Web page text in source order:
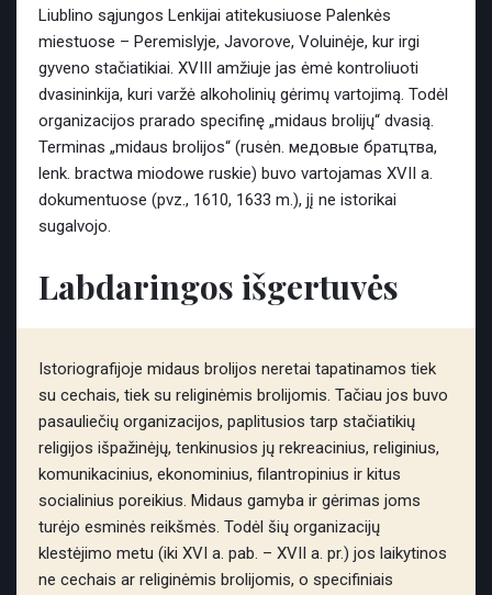
Liublino sąjungos Lenkijai atitekusiuose Palenkės
miestuose – Peremislyje, Javorove, Voluinėje, kur irgi
gyveno stačiatikiai. XVIII amžiuje jas ėmė kontroliuoti
dvasininkija, kuri varžė alkoholinių gėrimų vartojimą. Todėl
organizacijos prarado specifinę „midaus brolijų“ dvasią.
Terminas „midaus brolijos“ (rusėn. медовые братцтва,
lenk. bractwa miodowe ruskie) buvo vartojamas XVII a.
dokumentuose (pvz., 1610, 1633 m.), jį ne istorikai
sugalvojo.
Labdaringos išgertuvės
Istoriografijoje midaus brolijos neretai tapatinamos tiek
su cechais, tiek su religinėmis brolijomis. Tačiau jos buvo
pasauliečių organizacijos, paplitusios tarp stačiatikių
religijos išpažinėjų, tenkinusios jų rekreacinius, religinius,
komunikacinius, ekonominius, filantropinius ir kitus
socialinius poreikius. Midaus gamyba ir gėrimas joms
turėjo esminės reikšmės. Todėl šių organizacijų
klestėjimo metu (iki XVI a. pab. – XVII a. pr.) jos laikytinos
ne cechais ar religinėmis brolijomis, o specifiniais